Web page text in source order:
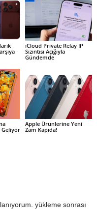
iCloud Private Relay IP
Sızıntısı Açığıyla
Gündemde
Geliyor
Apple Ürünlerine Yeni
Zam Kapıda!
yükleme sonrası